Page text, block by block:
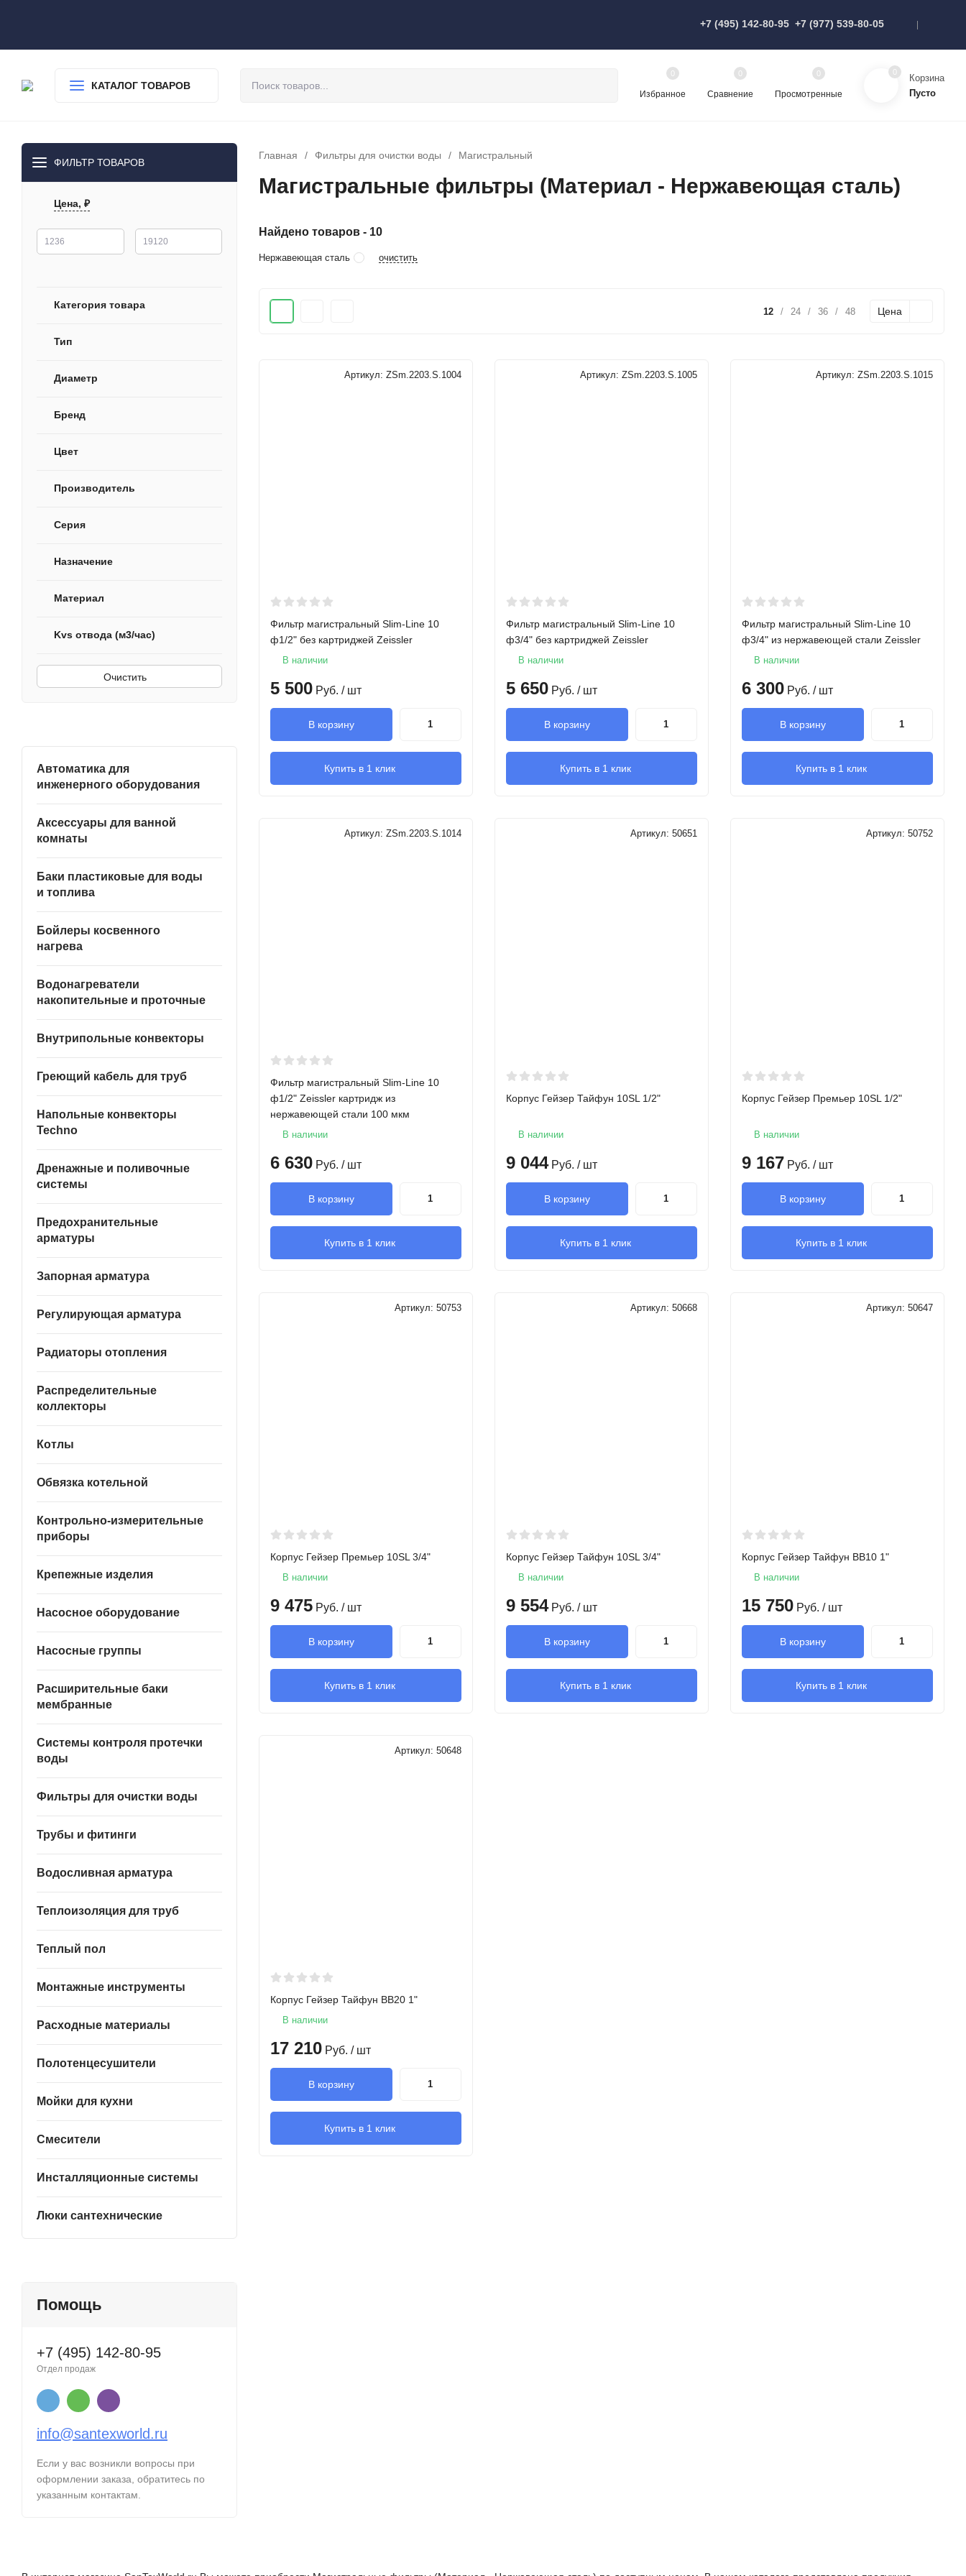
+7 (495) 142-80-95 +7 (977) 539-80-05
КАТАЛОГ ТОВАРОВ
Избранное
0
Сравнение
0
Просмотренные
0 0
Корзина
Пусто
ФИЛЬТР ТОВАРОВ
Цена, ₽
Категория товара
Тип
Диаметр
Бренд
Цвет
Производитель
Серия
Назначение
Материал
Kvs отвода (м3/час)
Очистить
Автоматика для
инженерного оборудования
Аксессуары для ванной
комнаты
Баки пластиковые для воды
и топлива
Бойлеры косвенного
нагрева
Водонагреватели
накопительные и проточные
Внутрипольные конвекторы
Греющий кабель для труб
Напольные конвекторы
Techno
Дренажные и поливочные
системы
Предохранительные
арматуры
Запорная арматура
Регулирующая арматура
Радиаторы отопления
Распределительные
коллекторы
Котлы
Обвязка котельной
Контрольно-измерительные
приборы
Крепежные изделия
Насосное оборудование
Насосные группы
Расширительные баки
мембранные
Системы контроля протечки
воды
Фильтры для очистки воды
Трубы и фитинги
Водосливная арматура
Теплоизоляция для труб
Теплый пол
Монтажные инструменты
Расходные материалы
Полотенцесушители
Мойки для кухни
Смесители
Инсталляционные системы
Люки сантехнические
Помощь
+7 (495) 142-80-95
Отдел продаж
info@santexworld.ru
Если у вас возникли вопросы при
оформлении заказа, обратитесь по
указанным контактам.
Главная / Фильтры для очистки воды / Магистральный
Магистральные фильтры (Материал - Нержавеющая сталь)
Найдено товаров - 10
Нержавеющая сталь очистить
12 / 24 / 36 / 48 Цена
Артикул: ZSm.2203.S.1004
Фильтр магистральный Slim-Line 10
ф1/2" без картриджей Zeissler
В наличии
5 500 Руб. / шт
В корзину
Купить в 1 клик
Артикул: ZSm.2203.S.1005
Фильтр магистральный Slim-Line 10
ф3/4" без картриджей Zeissler
В наличии
5 650 Руб. / шт
В корзину
Купить в 1 клик
Артикул: ZSm.2203.S.1015
Фильтр магистральный Slim-Line 10
ф3/4" из нержавеющей стали Zeissler
В наличии
6 300 Руб. / шт
В корзину
Купить в 1 клик
Артикул: ZSm.2203.S.1014
Фильтр магистральный Slim-Line 10
ф1/2" Zeissler картридж из
нержавеющей стали 100 мкм
В наличии
6 630 Руб. / шт
В корзину
Купить в 1 клик
Артикул: 50651
Корпус Гейзер Тайфун 10SL 1/2"
В наличии
9 044 Руб. / шт
В корзину
Купить в 1 клик
Артикул: 50752
Корпус Гейзер Премьер 10SL 1/2"
В наличии
9 167 Руб. / шт
В корзину
Купить в 1 клик
Артикул: 50753
Корпус Гейзер Премьер 10SL 3/4"
В наличии
9 475 Руб. / шт
В корзину
Купить в 1 клик
Артикул: 50668
Корпус Гейзер Тайфун 10SL 3/4"
В наличии
9 554 Руб. / шт
В корзину
Купить в 1 клик
Артикул: 50647
Корпус Гейзер Тайфун BB10 1"
В наличии
15 750 Руб. / шт
В корзину
Купить в 1 клик
Артикул: 50648
Корпус Гейзер Тайфун BB20 1"
В наличии
17 210 Руб. / шт
В корзину
Купить в 1 клик